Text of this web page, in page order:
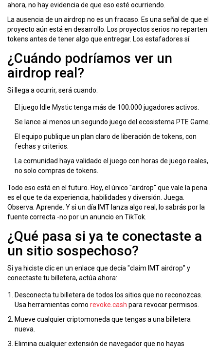
ahora, no hay evidencia de que eso esté ocurriendo.
La ausencia de un airdrop no es un fracaso. Es una señal de que el
proyecto aún está en desarrollo. Los proyectos serios no reparten
tokens antes de tener algo que entregar. Los estafadores sí.
¿Cuándo podríamos ver un
airdrop real?
Si llega a ocurrir, será cuando:
El juego Idle Mystic tenga más de 100.000 jugadores activos.
Se lance al menos un segundo juego del ecosistema PTE Game.
El equipo publique un plan claro de liberación de tokens, con
fechas y criterios.
La comunidad haya validado el juego con horas de juego reales,
no solo compras de tokens.
Todo eso está en el futuro. Hoy, el único "airdrop" que vale la pena
es el que te da experiencia, habilidades y diversión. Juega.
Observa. Aprende. Y si un día IMT lanza algo real, lo sabrás por la
fuente correcta -no por un anuncio en TikTok.
¿Qué pasa si ya te conectaste a
un sitio sospechoso?
Si ya hiciste clic en un enlace que decía "claim IMT airdrop" y
conectaste tu billetera, actúa ahora:
Desconecta tu billetera de todos los sitios que no reconozcas.
Usa herramientas como revoke.cash para revocar permisos.
Mueve cualquier criptomoneda que tengas a una billetera
nueva.
Elimina cualquier extensión de navegador que no hayas